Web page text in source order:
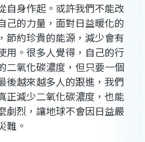
自身作起。或許我們不能改
己的力量，面對日益暖化的
節約珍貴的能源，減少會有
用。很多人覺得，自己的行
二氧化碳濃度，但只要一個
後越來越多人的跟進，我們
正減少二氧化碳濃度，也能
劇烈，讓地球不會因日益嚴
難。